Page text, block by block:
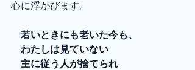
心に浮かびます。
若いときにも老いた今も、
わたしは見ていない
主に従う人が捨てられ